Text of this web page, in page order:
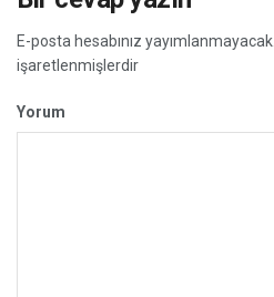
E-posta hesabınız yayımlanmayacak.
işaretlenmişlerdir
Yorum